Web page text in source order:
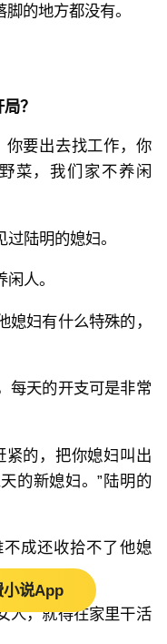
的地方都没有。
？
你要出去找工作，你
菜，我们家不养闲
陆明的媳妇。
人。
妇有什么特殊的，
每天的开支可是非常
紧的，把你媳妇叫出
的新媳妇。”陆明的
成还收拾不了他媳
人，就得在家里干活
小说App